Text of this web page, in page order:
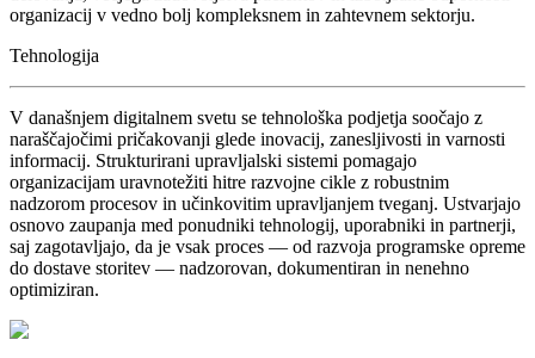
organizacij v vedno bolj kompleksnem in zahtevnem sektorju.
Tehnologija
V današnjem digitalnem svetu se tehnološka podjetja soočajo z
naraščajočimi pričakovanji glede inovacij, zanesljivosti in varnosti
informacij. Strukturirani upravljalski sistemi pomagajo
organizacijam uravnotežiti hitre razvojne cikle z robustnim
nadzorom procesov in učinkovitim upravljanjem tveganj. Ustvarjajo
osnovo zaupanja med ponudniki tehnologij, uporabniki in partnerji,
saj zagotavljajo, da je vsak proces — od razvoja programske opreme
do dostave storitev — nadzorovan, dokumentiran in nenehno
optimiziran.